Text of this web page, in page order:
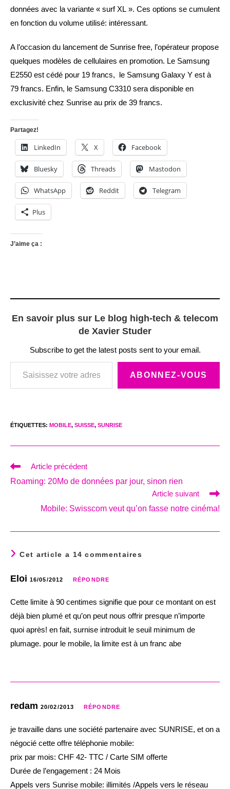
données avec la variante « surf XL ». Ces options se cumulent
en fonction du volume utilisé: intéressant.
A l’occasion du lancement de Sunrise free, l’opérateur propose
quelques modèles de cellulaires en promotion. Le Samsung
E2550 est cédé pour 19 francs, le Samsung Galaxy Y est à
79 francs. Enfin, le Samsung C3310 sera disponible en
exclusivité chez Sunrise au prix de 39 francs.
Partagez!
LinkedIn X Facebook
Bluesky Threads Mastodon
WhatsApp Reddit Telegram
Plus
J’aime ça :
En savoir plus sur Le blog high-tech & telecom
de Xavier Studer
Subscribe to get the latest posts sent to your email.
Saisissez votre adresse e-mail…
ABONNEZ-VOUS
ÉTIQUETTES: MOBILE, SUISSE, SUNRISE
Read
articles
Article précédent
Roaming: 20Mo de données par jour, sinon rien
Article suivant
Mobile: Swisscom veut qu’on fasse notre cinéma!
Cet article a 14 commentaires
Eloi 16/05/2012 RÉPONDRE
Cette limite à 90 centimes signifie que pour ce montant on est
déjà bien plumé et qu’on peut nous offrir presque n’importe
quoi après! en fait, surnise introduit le seuil minimum de
plumage. pour le mobile, la limite est à un franc abe
redam 20/02/2013 RÉPONDRE
je travaille dans une société partenaire avec SUNRISE, et on a
négocié cette offre téléphonie mobile:
prix par mois: CHF 42- TTC / Carte SIM offerte
Durée de l’engagement : 24 Mois
Appels vers Sunrise mobile: illimités /Appels vers le réseau